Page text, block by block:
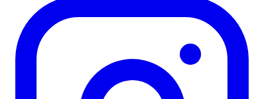
"Houdt het matrasje fris, is een gladde stof en schijnt niet door."
Humaira M. 4/5)
Q&A